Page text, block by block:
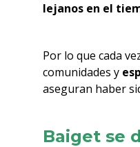
lejanos en el
Por lo que cada
comunidades y
aseguran haber
Baiget se